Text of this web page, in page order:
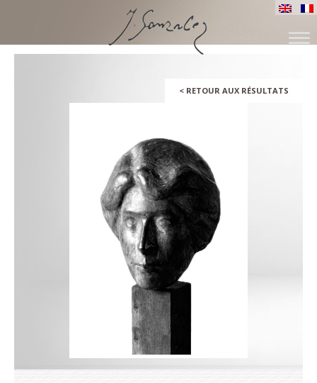
ALLER
< RETOUR AUX RÉSULTATS